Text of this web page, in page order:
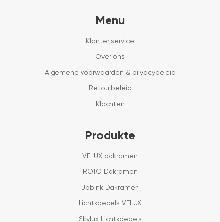
Menu
Klantenservice
Over ons
Algemene voorwaarden & privacybeleid
Retourbeleid
Klachten
Produkte
VELUX dakramen
ROTO Dakramen
Ubbink Dakramen
Lichtkoepels VELUX
Skylux Lichtkoepels